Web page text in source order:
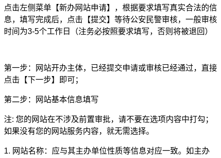
点击左侧菜单【新办网站申请】，根据要求填写真实合法的信
息，填写完成后，点击【提交】等待公安民警审核，一般审核
时间为3-5个工作日（注务必按照要求填写，否则将被退回）
第一步：网站开办主体，已经提交申请或审核已经通过，直接
点击【下一步】即可；
第二步：网站基本信息填写
注: 您的网站在不涉及前置审批，请不要在选项内容中打勾；
如果没有您的网站服务内容，就无需选择。
1. 网站名称：应与其主办单位性质等信息对应一致。如主办